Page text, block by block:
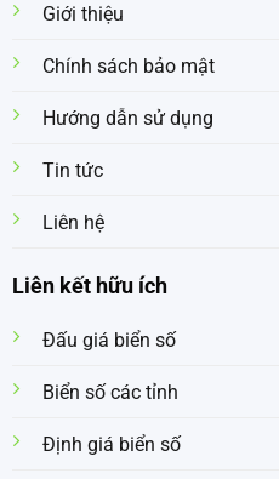
Giới thiệu
Chính sách bảo mật
Hướng dẫn sử dụng
Tin tức
Liên hệ
Liên kết hữu ích
Đấu giá biển số
Biển số các tỉnh
Định giá biển số